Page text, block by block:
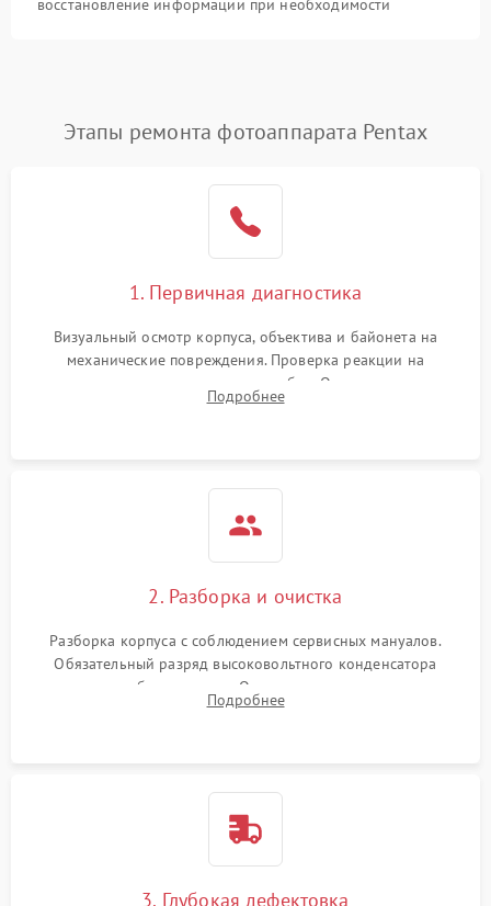
восстановление информации при необходимости
Этапы ремонта фотоаппарата Pentax
1. Первичная диагностика
Визуальный осмотр корпуса, объектива и байонета на
механические повреждения. Проверка реакции на
включение, считывание кодов ошибок. Оценка состояния
матрицы и затвора, проверка работы автофокуса и вспышки.
Подробнее
2. Разборка и очистка
Разборка корпуса с соблюдением сервисных мануалов.
Обязательный разряд высоковольтного конденсатора
вспышки для безопасности. Очистка внутренних узлов от
пыли, песка и следов влаги с помощью спецсредств.
Подробнее
3. Глубокая дефектовка